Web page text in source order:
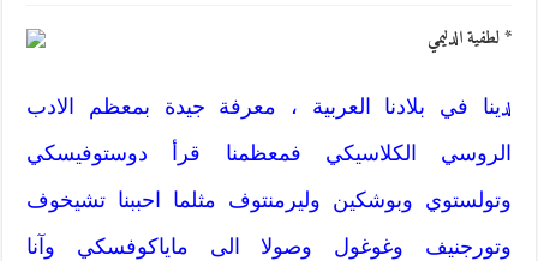
* لطفية الدليمي
لدينا في بلادنا العربية ، معرفة جيدة بمعظم الادب
الروسي الكلاسيكي فمعظمنا قرأ دوستوفيسكي
وتولستوي وبوشكين وليرمنتوف مثلما احببنا تشيخوف
وتورجنيف وغوغول وصولا الى ماياكوفسكي وآنا